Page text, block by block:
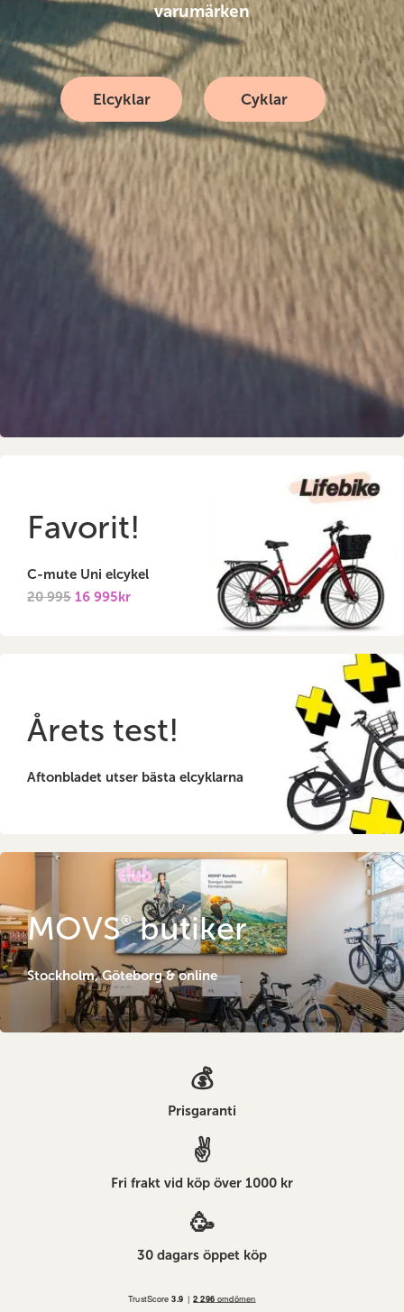
varumärken
Elcyklar Cyklar
Favorit!
C-mute Uni elcykel
20 995 16 995kr
Årets test!
Aftonbladet utser bästa elcyklarna
MOVS®butiker
Stockholm, Göteborg & online
Prisgaranti
Fri frakt vid köp över 1000 kr
30 dagars öppet köp